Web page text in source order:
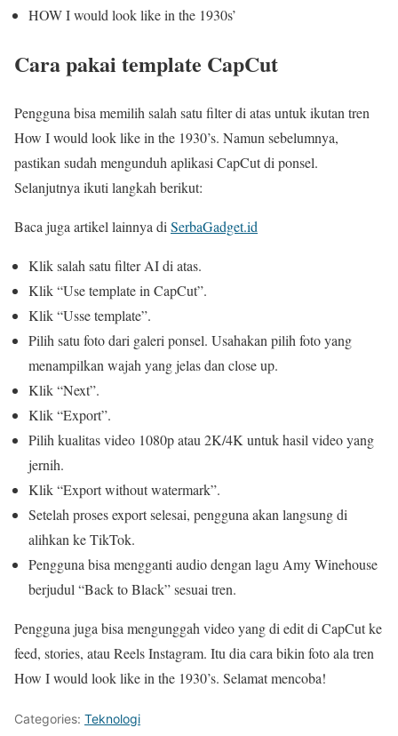
HOW I would look like in the 1930s’
Cara pakai template CapCut
Pengguna bisa memilih salah satu filter di atas untuk ikutan tren
How I would look like in the 1930’s. Namun sebelumnya,
pastikan sudah mengunduh aplikasi CapCut di ponsel.
Selanjutnya ikuti langkah berikut:
Baca juga artikel lainnya di SerbaGadget.id
Klik salah satu filter AI di atas.
Klik “Use template in CapCut”.
Klik “Usse template”.
Pilih satu foto dari galeri ponsel. Usahakan pilih foto yang
menampilkan wajah yang jelas dan close up.
Klik “Next”.
Klik “Export”.
Pilih kualitas video 1080p atau 2K/4K untuk hasil video yang
jernih.
Klik “Export without watermark”.
Setelah proses export selesai, pengguna akan langsung di
alihkan ke TikTok.
Pengguna bisa mengganti audio dengan lagu Amy Winehouse
berjudul “Back to Black” sesuai tren.
Pengguna juga bisa mengunggah video yang di edit di CapCut ke
feed, stories, atau Reels Instagram. Itu dia cara bikin foto ala tren
How I would look like in the 1930’s. Selamat mencoba!
Categories: Teknologi